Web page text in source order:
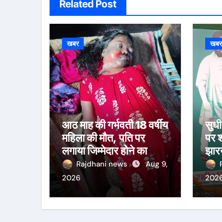
Related Post
खबर
आठ माह की गर्भवती 18 वर्षीय
महिला की मौत, पति पर
लगाया जिम्मेदार होने का
आरोपRajdhani news
Aug 9,
2026
खबर
पर
को